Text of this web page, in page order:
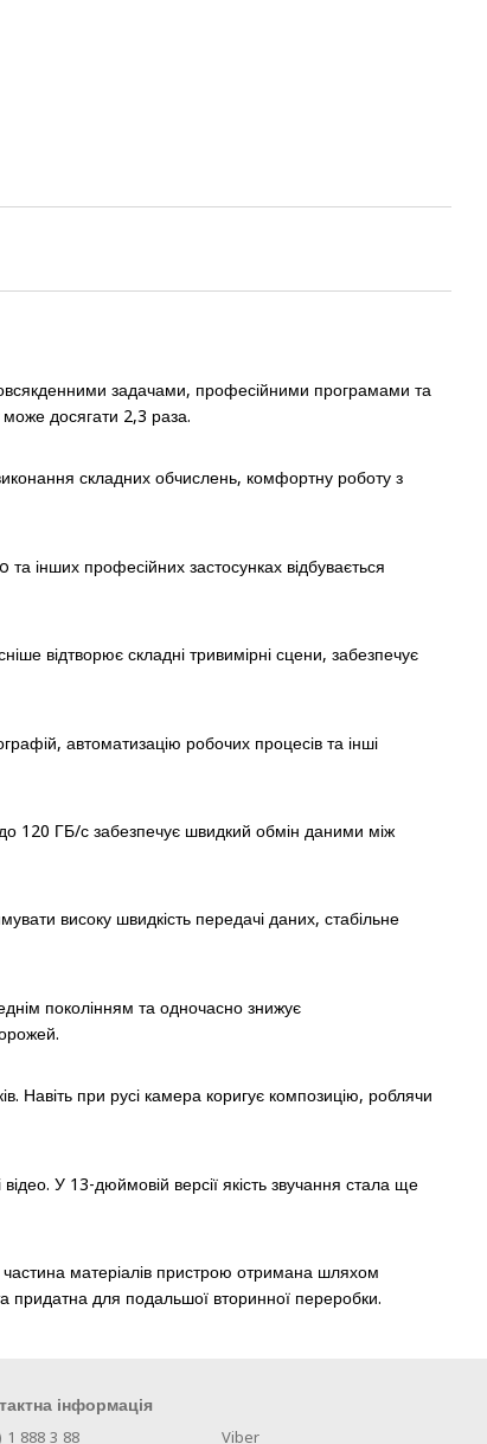
задачами, професійними програмами та
може досягати 2,3 раза.
складних обчислень, комфортну роботу з
інших професійних застосунках відбувається
відтворює складні тривимірні сцени, забезпечує
автоматизацію робочих процесів та інші
120 ГБ/с забезпечує швидкий обмін даними між
високу швидкість передачі даних, стабільне
поколінням та одночасно знижує
Навіть при русі камера коригує композицію, роблячи
У 13-дюймовій версії якість звучання стала ще
матеріалів пристрою отримана шляхом
придатна для подальшої вторинної переробки.
інформація
1 888 3 88 Viber